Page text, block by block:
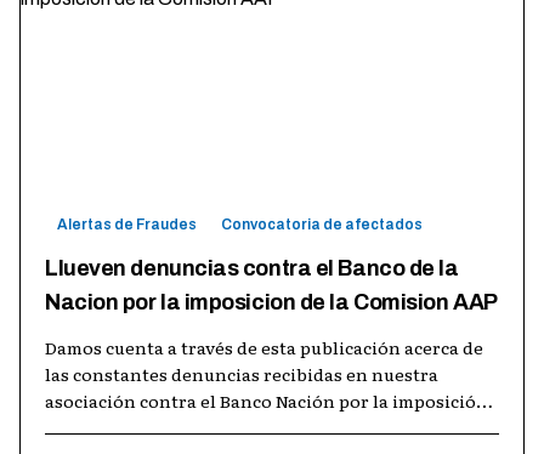
Alertas de Fraudes Convocatoria de afectados
Llueven denuncias contra el Banco de la
Nacion por la imposicion de la Comision AAP
Damos cuenta a través de esta publicación acerca de
las constantes denuncias recibidas en nuestra
asociación contra el Banco Nación por la imposición